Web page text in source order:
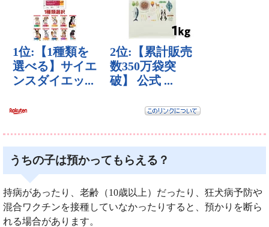
うちの子は預かってもらえる？
持病があったり、老齢（10歳以上）だったり、狂犬病予防や
混合ワクチンを接種していなかったりすると、預かりを断ら
れる場合があります。